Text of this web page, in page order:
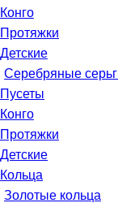
Конго
Протяжки
Детские
Серебряные
Пусеты
Конго
Протяжки
Детские
Кольца
Золотые кольца